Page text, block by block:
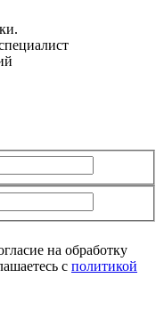
на обработку
с политикой